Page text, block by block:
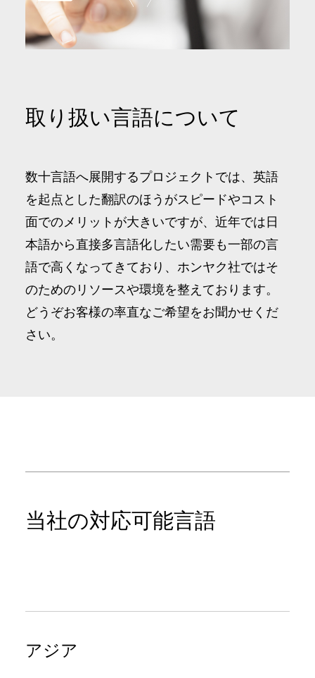
取り扱い⾔語について
数⼗⾔語へ展開するプロジェクトでは、英語
を起点とした翻訳のほうがスピードやコスト
⾯でのメリットが⼤きいですが、近年では日
本語から直接多言語化したい需要も一部の言
語で高くなってきており、ホンヤク社ではそ
のためのリソースや環境を整えております。
どうぞお客様の率直なご希望をお聞かせくだ
さい。
当社の対応可能⾔語
アジア